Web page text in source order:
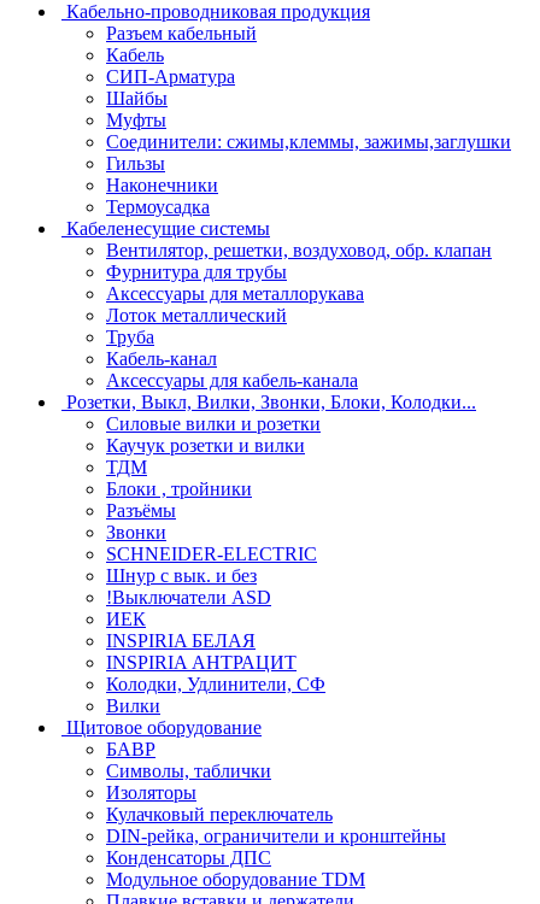
Кабельно-проводниковая продукция
Разъем кабельный
Кабель
СИП-Арматура
Шайбы
Муфты
Соединители: сжимы,клеммы, зажимы,заглушки
Гильзы
Наконечники
Термоусадка
Кабеленесущие системы
Вентилятор, решетки, воздуховод, обр. клапан
Фурнитура для трубы
Аксессуары для металлорукава
Лоток металлический
Труба
Кабель-канал
Аксессуары для кабель-канала
Розетки, Выкл, Вилки, Звонки, Блоки, Колодки...
Силовые вилки и розетки
Каучук розетки и вилки
ТДМ
Блоки , тройники
Разъёмы
Звонки
SCHNEIDER-ELECTRIC
Шнур с вык. и без
!Выключатели ASD
ИЕК
INSPIRIA БЕЛАЯ
INSPIRIA АНТРАЦИТ
Колодки, Удлинители, СФ
Вилки
Щитовое оборудование
БАВР
Символы, таблички
Изоляторы
Кулачковый переключатель
DIN-рейка, ограничители и кронштейны
Конденсаторы ДПС
Модульное оборудование TDM